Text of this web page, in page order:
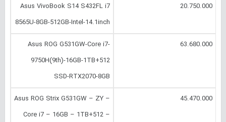
20.750.000
Asus VivoBook S14 S432FL i7
8565U-8GB-512GB-Intel-14.1inch
63.680.000
Asus ROG G531GW-Core i7-
9750H(9th)-16GB-1TB+512
SSD-RTX2070-8GB
45.470.000
Asus ROG Strix G531GW – ZY –
Core i7 – 16GB – 1TB+512 –